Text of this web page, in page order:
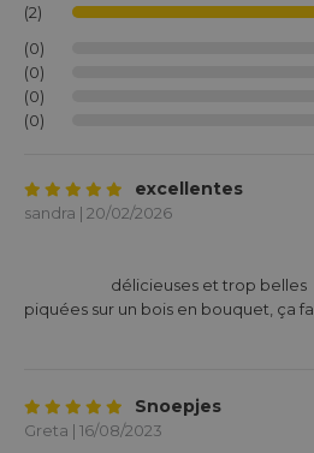
(2)
(0)
(0)
(0)
(0)
excellentes
sandra | 20/02/2026
piquées sur un bois en bouquet, ça
Snoepjes
Greta | 16/08/2023